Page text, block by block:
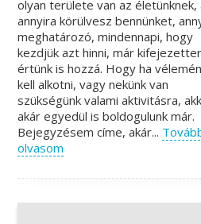
olyan területe van az életünknek,
annyira körülvesz bennünket,
meghatározó, mindennapi, hogy
kezdjük azt hinni, már
értünk is hozzá. Hogy ha
kell alkotni, vagy nekünk van
szükségünk valami aktivitásra,
akár egyedül is boldogulunk már.
Bejegyzésem címe, akár...
olvasom